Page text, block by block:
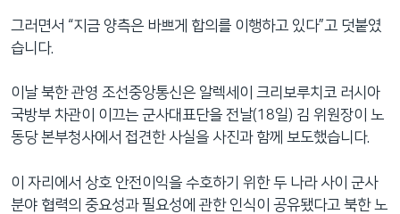
그러면서 “지금 양측은 바쁘게 합의를 이행하고 있다”고 덧붙였
습니다.
이날 북한 관영 조선중앙통신은 알렉세이 크리보루치코 러시아
국방부 차관이 이끄는 군사대표단을 전날(18일) 김 위원장이 노
동당 본부청사에서 접견한 사실을 사진과 함께 보도했습니다.
이 자리에서 상호 안전이익을 수호하기 위한 두 나라 사이 군사
분야 협력의 중요성과 필요성에 관한 인식이 공유됐다고 북한 노